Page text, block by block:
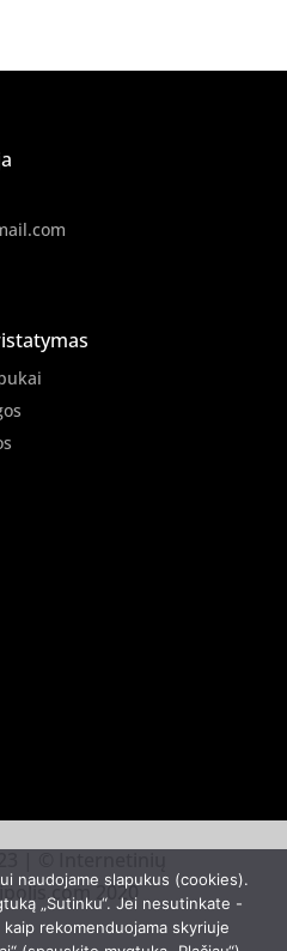
2020
naudojame slapukus (cookies).
„Sutinku“. Jei nesutinkate -
rekomenduojama skyriuje